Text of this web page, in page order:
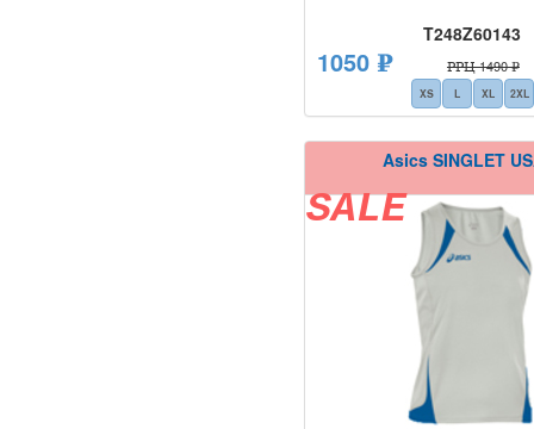
T248Z60143
1050 ₽ РРЦ 1490 ₽
XS L XL 2XL
Asics SINGLET
SALE